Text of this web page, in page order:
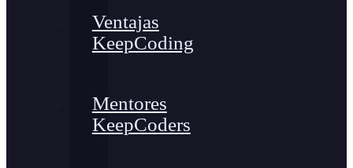
Ventajas
KeepCoding
Mentores
KeepCoders